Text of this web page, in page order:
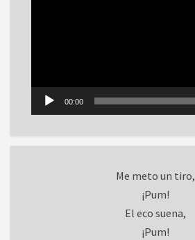
00:00
Me meto un tiro,
¡Pum!
El eco suena,
¡Pum!